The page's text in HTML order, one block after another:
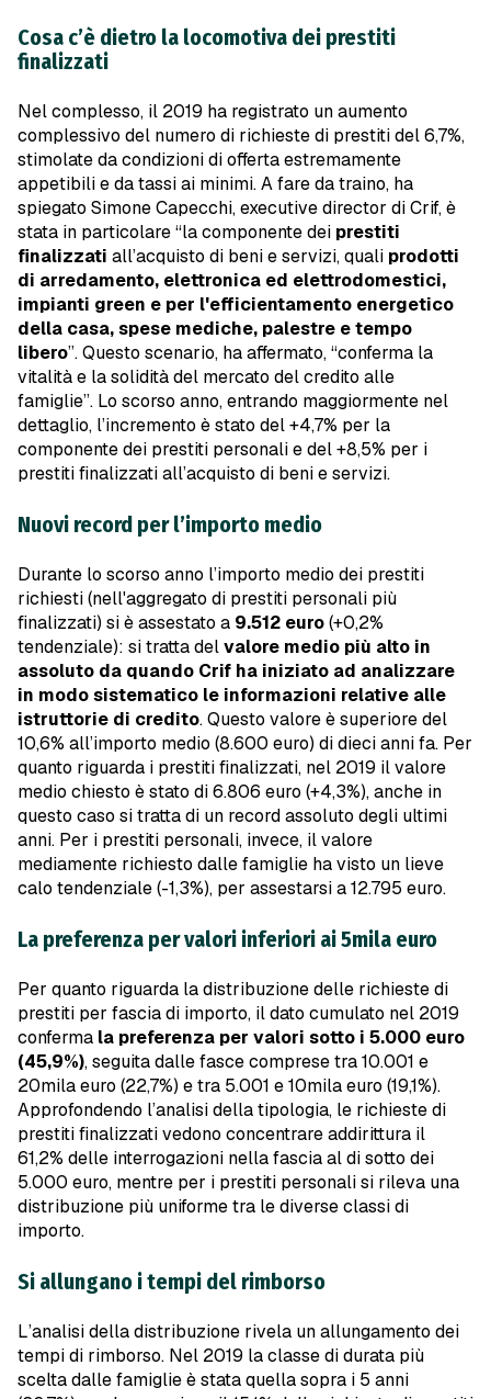
Cosa c’è dietro la locomotiva dei prestiti
finalizzati
Nel complesso, il 2019 ha registrato un aumento
complessivo del numero di richieste di prestiti del 6,7%,
stimolate da condizioni di offerta estremamente
appetibili e da tassi ai minimi. A fare da traino, ha
spiegato Simone Capecchi, executive director di Crif, è
stata in particolare “la componente dei prestiti
finalizzati all’acquisto di beni e servizi, quali prodotti
di arredamento, elettronica ed elettrodomestici,
impianti green e per l'efficientamento energetico
della casa, spese mediche, palestre e tempo
libero”. Questo scenario, ha affermato, “conferma la
vitalità e la solidità del mercato del credito alle
famiglie”. Lo scorso anno, entrando maggiormente nel
dettaglio, l’incremento è stato del +4,7% per la
componente dei prestiti personali e del +8,5% per i
prestiti finalizzati all’acquisto di beni e servizi.
Nuovi record per l’importo medio
Durante lo scorso anno l’importo medio dei prestiti
richiesti (nell'aggregato di prestiti personali più
finalizzati) si è assestato a 9.512 euro(+0,2%
tendenziale): si tratta delvalore medio più alto in
assoluto da quando Crif ha iniziato ad analizzare
in modo sistematico le informazioni relative alle
istruttorie di credito. Questo valore è superiore del
10,6% all’importo medio (8.600 euro) di dieci anni fa. Per
quanto riguarda i prestiti finalizzati, nel 2019 il valore
medio chiesto è stato di 6.806 euro (+4,3%), anche in
questo caso si tratta di un record assoluto degli ultimi
anni. Per i prestiti personali, invece, il valore
mediamente richiesto dalle famiglie ha visto un lieve
calo tendenziale (-1,3%), per assestarsi a 12.795 euro.
La preferenza per valori inferiori ai 5mila euro
Per quanto riguarda la distribuzione delle richieste di
prestiti per fascia di importo, il dato cumulato nel 2019
conferma la preferenza per valori sotto i 5.000 euro
(45,9%), seguita dalle fasce comprese tra 10.001 e
20mila euro (22,7%) e tra 5.001 e 10mila euro (19,1%).
Approfondendo l’analisi della tipologia, le richieste di
prestiti finalizzati vedono concentrare addirittura il
61,2% delle interrogazioni nella fascia al di sotto dei
5.000 euro, mentre per i prestiti personali si rileva una
distribuzione più uniforme tra le diverse classi di
importo.
Si allungano i tempi del rimborso
L’analisi della distribuzione rivela un allungamento dei
tempi di rimborso. Nel 2019 la classe di durata più
scelta dalle famiglie è stata quella sopra i 5 anni